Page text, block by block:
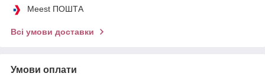
Meest ПОШТА
Всі умови доставки
Умови оплати